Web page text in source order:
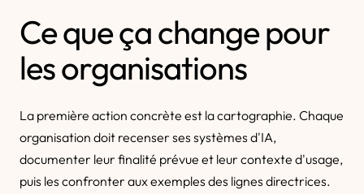
Ce que ça change pour
les organisations
La première action concrète est la cartographie. Chaque
organisation doit recenser ses systèmes d'IA,
documenter leur finalité prévue et leur contexte d'usage,
puis les confronter aux exemples des lignes directrices.